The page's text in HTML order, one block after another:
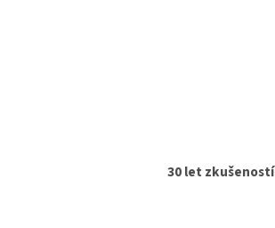
30 let zkušeností